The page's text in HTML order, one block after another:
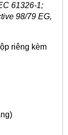
61326-1;
98/79 EG,
riêng kèm